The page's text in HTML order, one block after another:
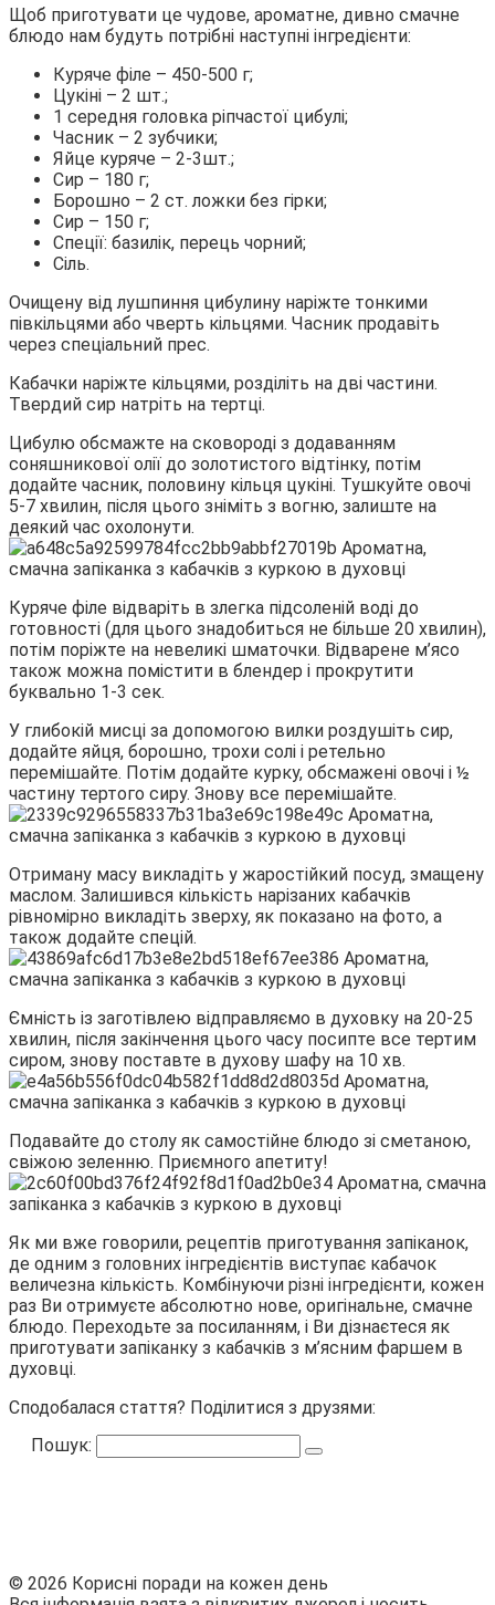
Щоб приготувати це чудове, ароматне, дивно смачне
блюдо нам будуть потрібні наступні інгредієнти:
Куряче філе – 450-500 г;
Цукіні – 2 шт.;
1 середня головка ріпчастої цибулі;
Часник – 2 зубчики;
Яйце куряче – 2-3шт.;
Сир – 180 г;
Борошно – 2 ст. ложки без гірки;
Сир – 150 г;
Спеції: базилік, перець чорний;
Сіль.
Очищену від лушпиння цибулину наріжте тонкими
півкільцями або чверть кільцями. Часник продавіть
через спеціальний прес.
Кабачки наріжте кільцями, розділіть на дві частини.
Твердий сир натріть на тертці.
Цибулю обсмажте на сковороді з додаванням
соняшникової олії до золотистого відтінку, потім
додайте часник, половину кільця цукіні. Тушкуйте овочі
5-7 хвилин, після цього зніміть з вогню, залиште на
деякий час охолонути.
Куряче філе відваріть в злегка підсоленій воді до
готовності (для цього знадобиться не більше 20 хвилин),
потім поріжте на невеликі шматочки. Відварене м’ясо
також можна помістити в блендер і прокрутити
буквально 1-3 сек.
У глибокій мисці за допомогою вилки роздушіть сир,
додайте яйця, борошно, трохи солі і ретельно
перемішайте. Потім додайте курку, обсмажені овочі і ½
частину тертого сиру. Знову все перемішайте.
Отриману масу викладіть у жаростійкий посуд, змащену
маслом. Залишився кількість нарізаних кабачків
рівномірно викладіть зверху, як показано на фото, а
також додайте спецій.
Ємність із заготівлею відправляємо в духовку на 20-25
хвилин, після закінчення цього часу посипте все тертим
сиром, знову поставте в духову шафу на 10 хв.
Подавайте до столу як самостійне блюдо зі сметаною,
свіжою зеленню. Приємного апетиту!
Як ми вже говорили, рецептів приготування запіканок,
де одним з головних інгредієнтів виступає кабачок
величезна кількість. Комбінуючи різні інгредієнти, кожен
раз Ви отримуєте абсолютно нове, оригінальне, смачне
блюдо. Переходьте за посиланням, і Ви дізнаєтеся як
приготувати запіканку з кабачків з м’ясним фаршем в
духовці.
Сподобалася стаття? Поділитися з друзями:
Пошук:
© 2026 Корисні поради на кожен день